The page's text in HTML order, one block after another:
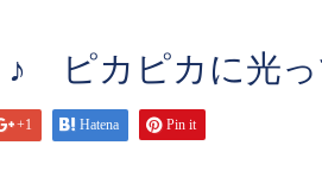
ピカピカに光
+1 Hatena Pin it